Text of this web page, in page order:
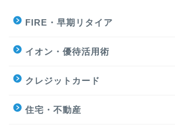
FIRE・早期リタイア
イオン・優待活用術
クレジットカード
住宅・不動産